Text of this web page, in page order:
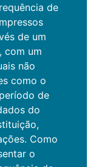
de
de um
com um
não
como o
de
do
Como
o